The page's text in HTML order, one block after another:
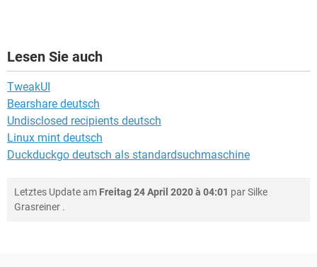
Lesen Sie auch
TweakUI
Bearshare deutsch
Undisclosed recipients deutsch
Linux mint deutsch
Duckduckgo deutsch als standardsuchmaschine
Letztes Update am Freitag 24 April 2020 à 04:01 parSilke
Grasreiner .